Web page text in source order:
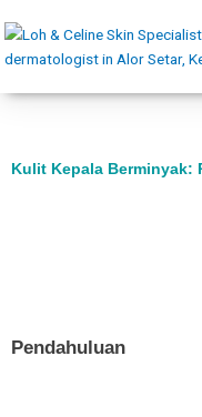
to
content
Kulit Kepala Berminyak:
Pendahuluan